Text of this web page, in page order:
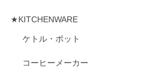
★KITCHENWARE
ケトル・ポット
コーヒーメーカー